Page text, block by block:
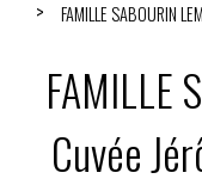
FAMILLE SABOURIN
FAMILLE
Cuvée